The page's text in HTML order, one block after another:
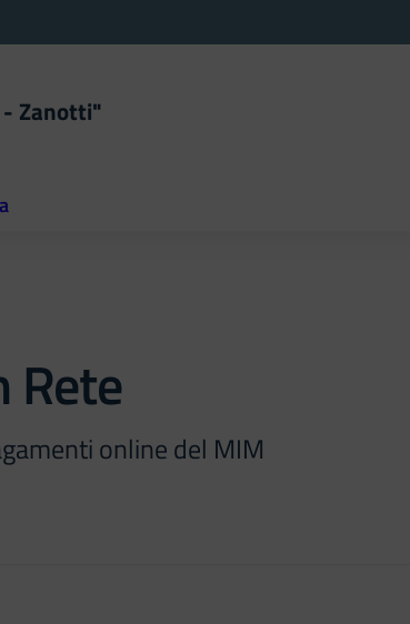
Zanotti"
Rete
online del MIM